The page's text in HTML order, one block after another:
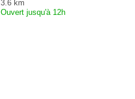
3.6 km
Ouvert jusqu'à 12h